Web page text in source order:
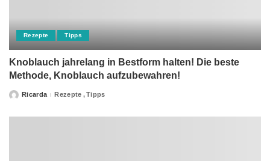
Rezepte Tipps
Knoblauch jahrelang in Bestform halten! Die beste
Methode, Knoblauch aufzubewahren!
PostedRicarda Rezepte Tipps